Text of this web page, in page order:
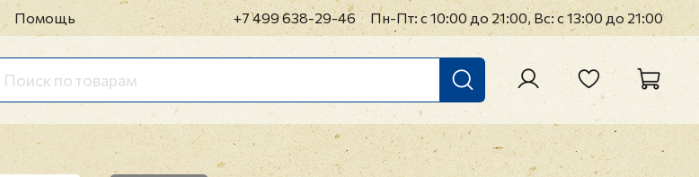
Помощь +7 499 638-29-46 Пн-Пт: с 10:00 до 21:00, Вс: с 13:00 до 21:00